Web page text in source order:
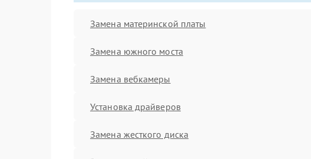
Замена материнской платы
Замена южного моста
Замена вебкамеры
Установка драйверов
Замена жесткого диска